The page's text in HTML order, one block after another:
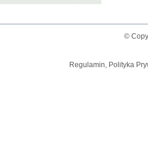
©
Regulamin, Polityka